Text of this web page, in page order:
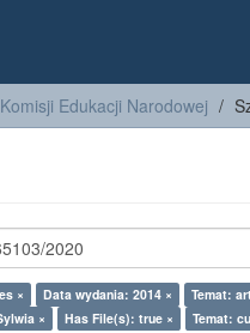
Edukacji Narodowej
× Data wydania: 2014 × Temat:
×
Has File(s): true × Temat: